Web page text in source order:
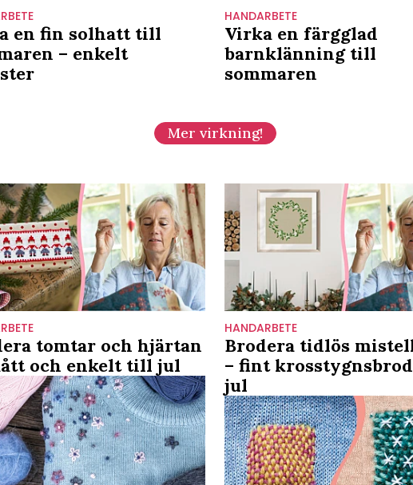
en fin solhatt till
– enkelt
HANDARBETE
Virka en färgglad
barnklänning till
sommaren
Mer virkning!
tomtar och hjärtan
och enkelt till jul
HANDARBETE
Brodera tidlös
– fint
jul